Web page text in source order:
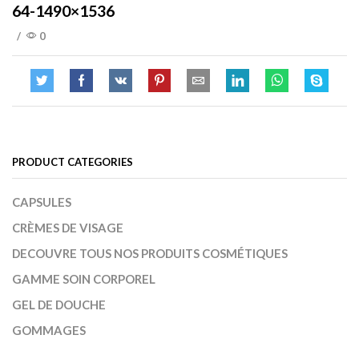
64-1490×1536
/ 0
PRODUCT CATEGORIES
CAPSULES
CRÈMES DE VISAGE
DECOUVRE TOUS NOS PRODUITS COSMÉTIQUES
GAMME SOIN CORPOREL
GEL DE DOUCHE
GOMMAGES